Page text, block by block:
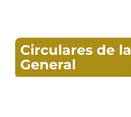
Circulares de
General